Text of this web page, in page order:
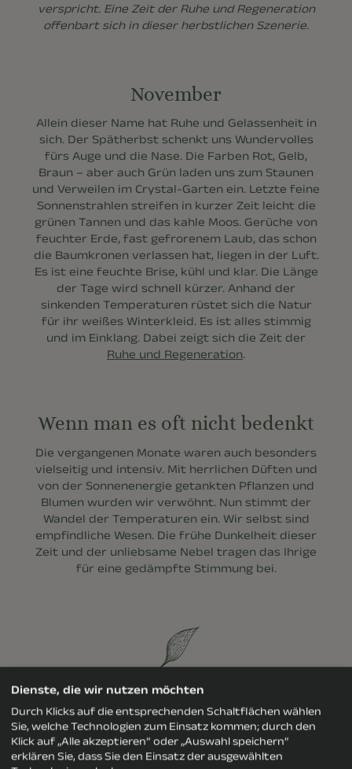
verspricht. Eine Zeit der Ruhe und Regeneration
offenbart sich in dieser herbstlichen Szenerie.
November
Allein dieser Name hat Ruhe und Gelassenheit in
sich. Der Spätherbst schenkt uns Wundervolles
fürs Auge und die Nase. Die Farben Rot, Gelb,
Braun – aber auch Grün laden uns zum Staunen
und Verweilen im Crystal-Garten ein. Letzte feine
Sonnenstrahlen streifen in kurzer Zeit leicht die
grünen Tannen und das kahle Moos. Gerüche von
feuchter Erde, fast gefrorenem Laub, das schon
die Baumkronen verlassen hat, liegen in der Luft.
Es ist eine feuchte Brise, kühl und klar. Die Länge
der Tage wird schnell kürzer. Anhand der
sinkenden Temperaturen rüstet sich die Natur
für ihr weißes Winterkleid. Es ist alles stimmig
und im Einklang. Dabei zeigt sich die Zeit der
Ruhe und Regeneration.
Wenn man es oft nicht bedenkt
Die vergangenen Monate waren auch besonders
vielseitig und intensiv. Mit herrlichen Düften und
von der Sonnenenergie getankten Pflanzen und
Blumen wurden wir verwöhnt. Nun stimmt der
Wandel der Temperaturen ein. Wir selbst sind
empfindliche Wesen. Die frühe Dunkelheit dieser
Zeit und der unliebsame Nebel tragen das Ihrige
für eine gedämpfte Stimmung bei.
Seniochefin Mina
„Gehen wir in uns. Schenken wir diesem düsteren
Dienste, die wir nutzen möchten
Durch Klicks auf die entsprechenden Schaltflächen wählen
Sie, welche Technologien zum Einsatz kommen; durch den
Klick auf „Alle akzeptieren“ oder „Auswahl speichern“
erklären Sie, dass Sie den Einsatz der ausgewählten